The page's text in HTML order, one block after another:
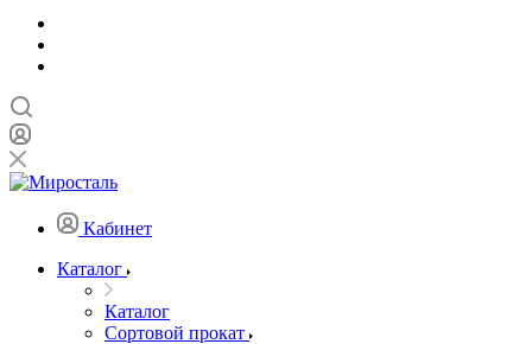
Кабинет
Каталог
Каталог
Сортовой прокат